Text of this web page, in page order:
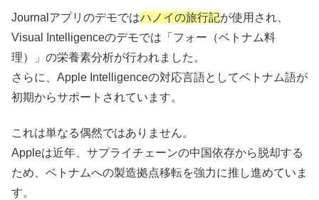
Journalアプリのデモではハノイの旅行記が使用され、
Visual Intelligenceのデモでは「フォー（ベトナム料
理）」の栄養素分析が行われました。
さらに、Apple Intelligenceの対応言語としてベトナム語が
初期からサポートされています。
これは単なる偶然ではありません。
Appleは近年、サプライチェーンの中国依存から脱却する
ため、ベトナムへの製造拠点移転を強力に推し進めていま
す。